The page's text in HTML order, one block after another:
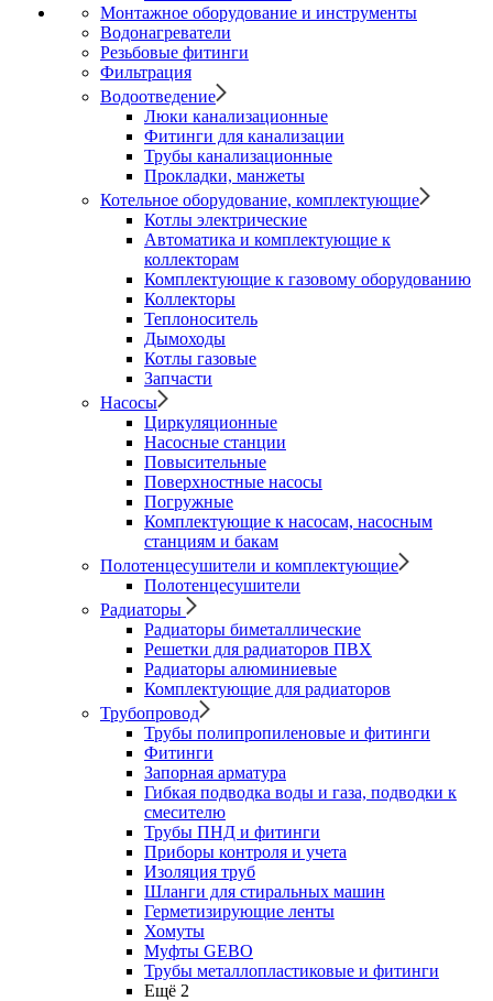
Монтажное оборудование и инструменты
Водонагреватели
Резьбовые фитинги
Фильтрация
Водоотведение
Люки канализационные
Фитинги для канализации
Трубы канализационные
Прокладки, манжеты
Котельное оборудование, комплектующие
Котлы электрические
Автоматика и комплектующие к
коллекторам
Комплектующие к газовому оборудованию
Коллекторы
Теплоноситель
Дымоходы
Котлы газовые
Запчасти
Насосы
Циркуляционные
Насосные станции
Повысительные
Поверхностные насосы
Погружные
Комплектующие к насосам, насосным
станциям и бакам
Полотенцесушители и комплектующие
Полотенцесушители
Радиаторы
Радиаторы биметаллические
Решетки для радиаторов ПВХ
Радиаторы алюминиевые
Комплектующие для радиаторов
Трубопровод
Трубы полипропиленовые и фитинги
Фитинги
Запорная арматура
Гибкая подводка воды и газа, подводки к
смесителю
Трубы ПНД и фитинги
Приборы контроля и учета
Изоляция труб
Шланги для стиральных машин
Герметизирующие ленты
Хомуты
Муфты GEBO
Трубы металлопластиковые и фитинги
Ещё 2